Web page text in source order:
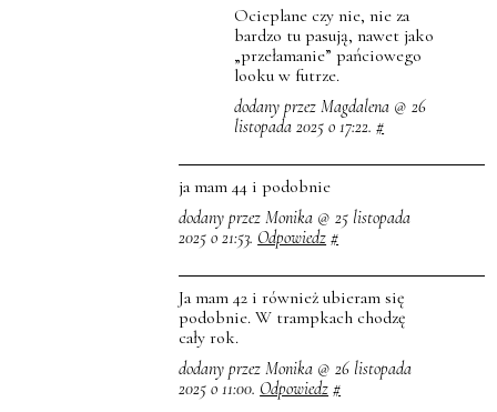
Ocieplane czy nie, nie za
bardzo tu pasują, nawet jako
„przełamanie” pańciowego
looku w futrze.
dodany przez Magdalena @ 26
listopada 2025 o 17:22.#
ja mam 44 i podobnie
dodany przez Monika @ 25 listopada
2025 o 21:53. Odpowiedz #
Ja mam 42 i również ubieram się
podobnie. W trampkach chodzę
cały rok.
dodany przez Monika @ 26 listopada
2025 o 11:00. Odpowiedz #